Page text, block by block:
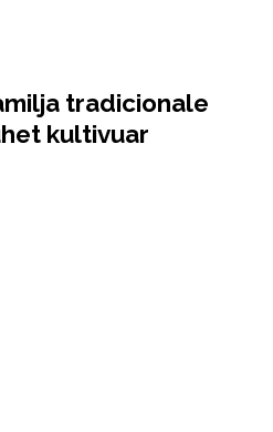
tradicionale
kultivuar